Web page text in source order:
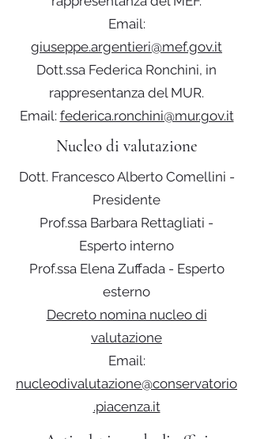
Email:
giuseppe.argentieri@mef.gov.it
Dott.ssa Federica Ronchini, in
rappresentanza del MUR.
Email: federica.ronchini@mur.gov.it
Nucleo di valutazione
Dott. Francesco Alberto Comellini -
Presidente
Prof.ssa Barbara Rettagliati -
Esperto interno
Prof.ssa Elena Zuffada - Esperto
esterno
Decreto nomina nucleo di
valutazione
Email:
nucleodivalutazione@conservatorio
.piacenza.it